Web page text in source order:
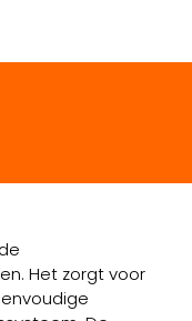
Het zorgt voor